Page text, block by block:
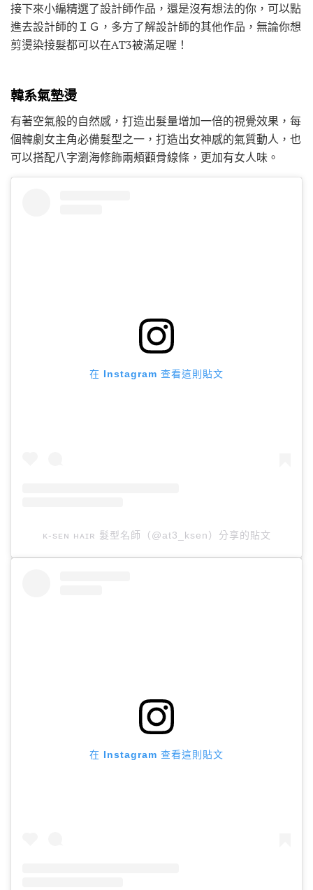
接下來小編精選了設計師作品，還是沒有想法的你，可以點
進去設計師的ＩＧ，多方了解設計師的其他作品，無論你想
剪燙染接髮都可以在AT3被滿足喔！
韓系氣墊燙
有著空氣般的自然感，打造出髮量增加一倍的視覺效果，每
個韓劇女主角必備髮型之一，打造出女神感的氣質動人，也
可以搭配八字瀏海修飾兩頰顴骨線條，更加有女人味。
在 Instagram 查看這則貼文
ᴋ-sᴇɴ ʜᴀɪʀ 髮型名師（@at3_ksen）分享的貼文
在 Instagram 查看這則貼文